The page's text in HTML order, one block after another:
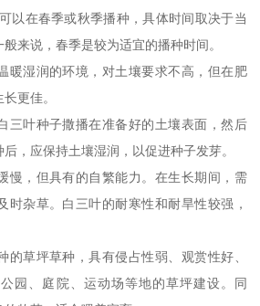
以在春季或秋季播种，具体时间取决于当
来说，春季是较为适宜的播种时间。
暖湿润的环境，对土壤要求不高，但在肥
更佳。
三叶种子撒播在准备好的土壤表面，然后
，应保持土壤湿润，以促进种子发芽。
慢，但具有的自繁能力。在生长期间，需
时杂草。白三叶的耐寒性和耐旱性较强，
的草坪草种，具有侵占性弱、观赏性好、
园、庭院、运动场等地的草坪建设。同